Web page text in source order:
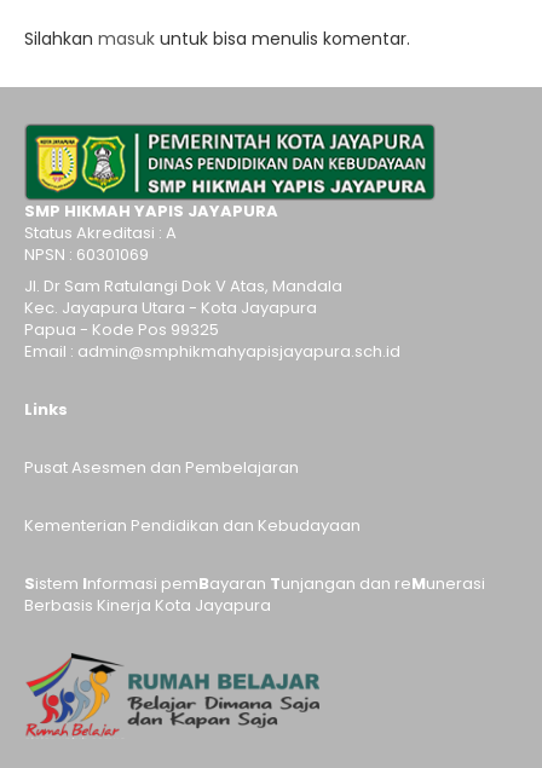
Silahkan masuk untuk bisa menulis komentar.
SMP HIKMAH YAPIS JAYAPURA
Status Akreditasi : A
NPSN : 60301069
Jl. Dr Sam Ratulangi Dok V Atas, Mandala
Kec. Jayapura Utara - Kota Jayapura
Papua - Kode Pos 99325
Email : admin@smphikmahyapisjayapura.sch.id
Links
Pusat Asesmen dan Pembelajaran
Kementerian Pendidikan dan Kebudayaan
Sistem Informasi pemBayaran Tunjangan dan reMunerasi
Berbasis Kinerja Kota Jayapura